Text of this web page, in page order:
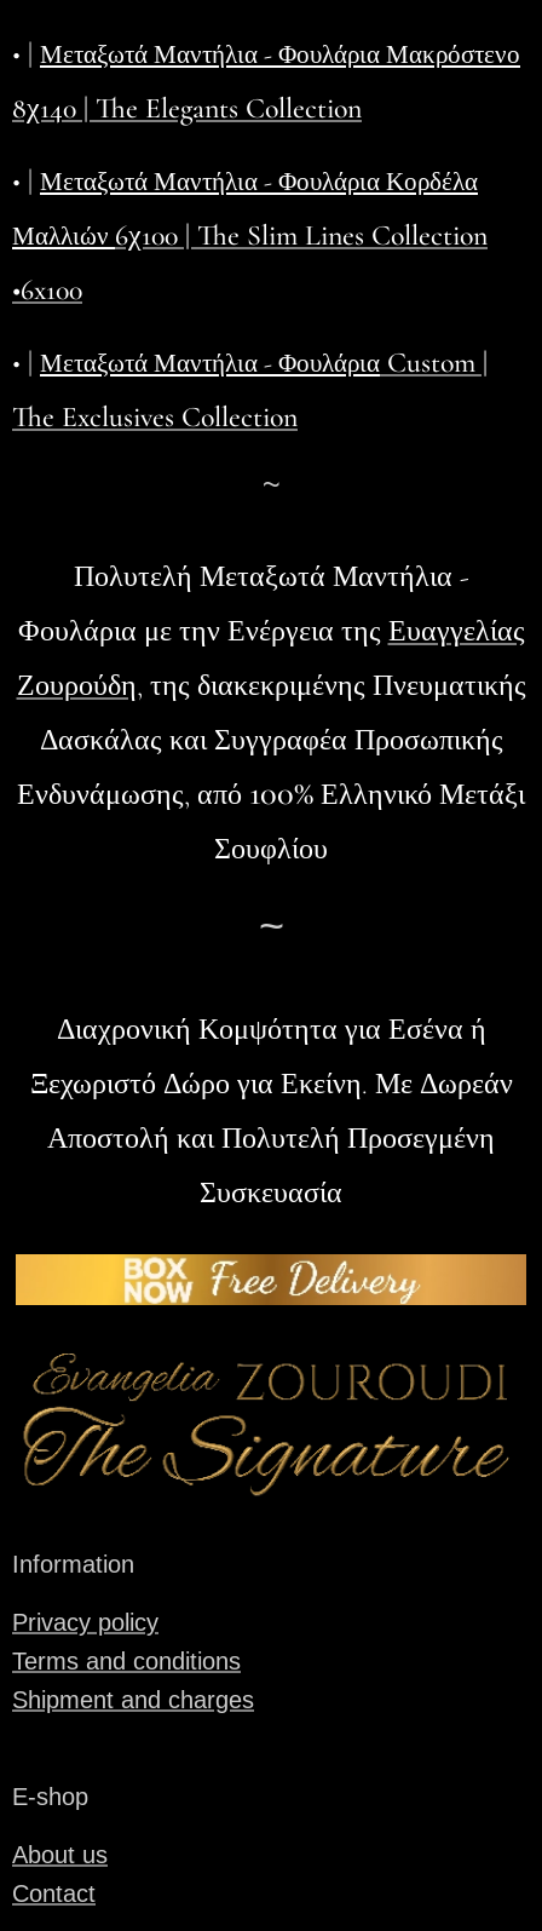
• | Μεταξωτά Μαντήλια - Φουλάρια Μακρόστενο
8χ140 | The Elegants Collection
• | Μεταξωτά Μαντήλια - Φουλάρια Κορδέλα
Μαλλιών 6χ100 | The Slim Lines Collection
•6x100
• | Μεταξωτά Μαντήλια - Φουλάρια Custom |
The Exclusives Collection
~
Πολυτελή Μεταξωτά Μαντήλια -
Φουλάρια με την Ενέργεια της Ευαγγελίας
Ζουρούδη, της διακεκριμένης Πνευματικής
Δασκάλας και Συγγραφέα Προσωπικής
Ενδυνάμωσης, από 100% Ελληνικό Μετάξι
Σουφλίου
~
Διαχρονική Κομψότητα για Εσένα ή
Ξεχωριστό Δώρο για Εκείνη. Με Δωρεάν
Αποστολή και Πολυτελή Προσεγμένη
Συσκευασία
Information
Privacy policy
Terms and conditions
Shipment and charges
E-shop
About us
Contact